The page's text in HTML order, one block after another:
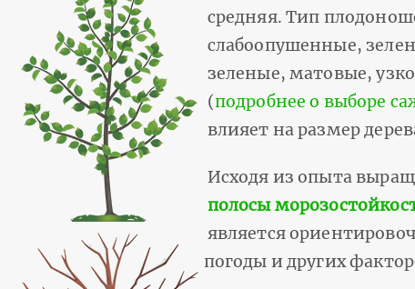
средняя. Тип
слабоопушенные,
зеленые, матовые,
(подробнее о выборе
влияет на размер
Исходя из опыта
полосы
является
погоды и других